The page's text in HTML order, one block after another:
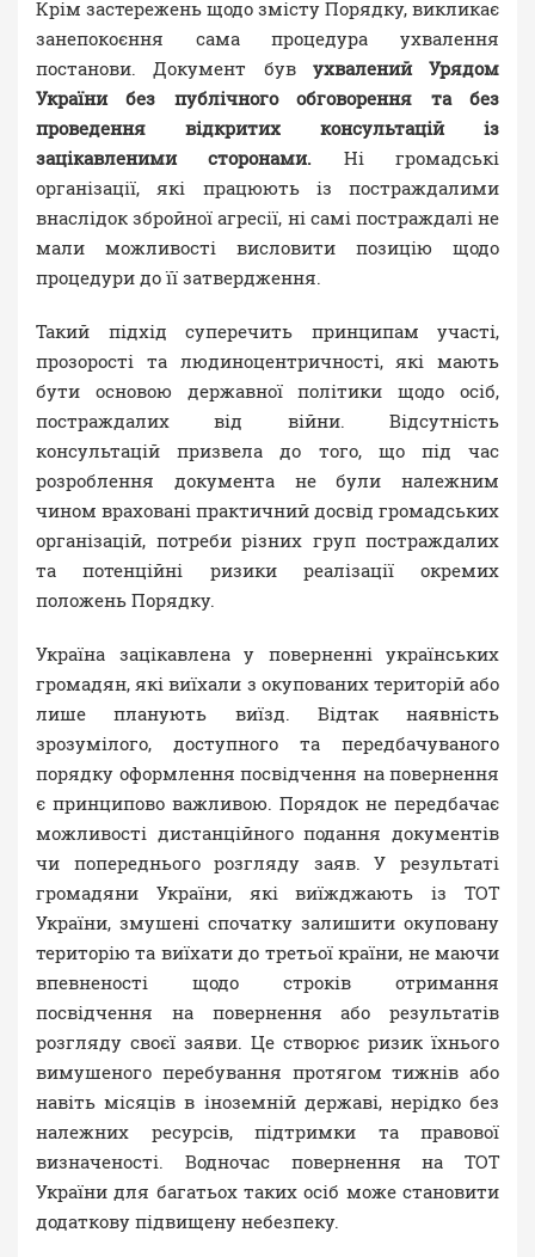
Крім застережень щодо змісту Порядку, викликає
занепокоєння сама процедура ухвалення
постанови. Документ був ухвалений
Урядом
України
без публічного обговорення та
без
проведення
відкритих консультацій
із
зацікавленими
сторонами. Ні громадські
організації, які працюють із постраждалими
внаслідок збройної агресії, ні самі постраждалі не
мали можливості висловити позицію щодо
процедури до її затвердження.
Такий підхід суперечить принципам участі,
прозорості та людиноцентричності, які мають
бути основою державної політики щодо осіб,
постраждалих від війни. Відсутність
консультацій призвела до того, що під час
розроблення документа не були належним
чином враховані практичний досвід громадських
організацій, потреби різних груп постраждалих
та потенційні ризики реалізації окремих
положень Порядку.
Україна зацікавлена у поверненні українських
громадян, які виїхали з окупованих територій або
лише планують виїзд. Відтак наявність
зрозумілого, доступного та передбачуваного
порядку оформлення посвідчення на повернення
є принципово важливою. Порядок не передбачає
можливості дистанційного подання документів
чи попереднього розгляду заяв. У результаті
громадяни України, які виїжджають із ТОТ
України, змушені спочатку залишити окуповану
територію та виїхати до третьої країни, не маючи
впевненості щодо строків отримання
посвідчення на повернення або результатів
розгляду своєї заяви. Це створює ризик їхнього
вимушеного перебування протягом тижнів або
навіть місяців в іноземній державі, нерідко без
належних ресурсів, підтримки та правової
визначеності. Водночас повернення на ТОТ
України для багатьох таких осіб може становити
додаткову підвищену небезпеку.